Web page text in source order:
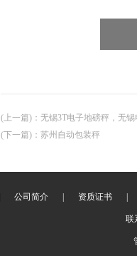
(上一篇) ： 无锡3T电子地磅秤，无
(下一篇) ： 苏州自动包装秤
公司简介 资质证书
联